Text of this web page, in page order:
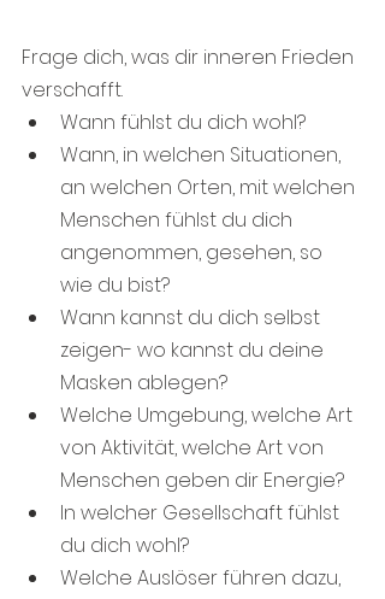
Frage dich, was dir inneren Frieden
verschafft.
Wann fühlst du dich wohl?
Wann, in welchen Situationen,
an welchen Orten, mit welchen
Menschen fühlst du dich
angenommen, gesehen, so
wie du bist?
Wann kannst du dich selbst
zeigen- wo kannst du deine
Masken ablegen?
Welche Umgebung, welche Art
von Aktivität, welche Art von
Menschen geben dir Energie?
In welcher Gesellschaft fühlst
du dich wohl?
Welche Auslöser führen dazu,